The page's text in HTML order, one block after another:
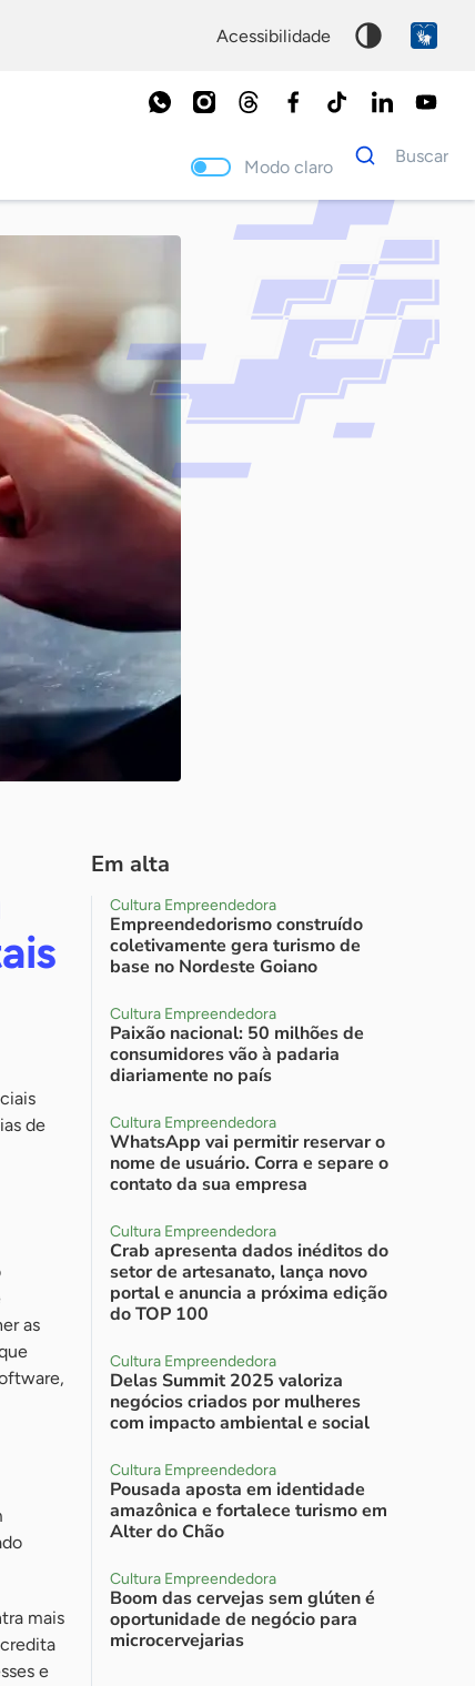
acessibilidade
Modo claro
Dados
para
Buscar
Palavra
chave
de
as
mais
e
Em alta
Cultura Empreendedora
Empreendedorismo construído
coletivamente gera turismo de
base no Nordeste Goiano
Cultura Empreendedora
Paixão nacional: 50 milhões de
consumidores vão à padaria
diariamente no país
Cultura Empreendedora
WhatsApp vai permitir reservar o
nome de usuário. Corra e separe o
contato da sua empresa
Cultura Empreendedora
Crab apresenta dados inéditos do
setor de artesanato, lança novo
portal e anuncia a próxima edição
do TOP 100
Cultura Empreendedora
Delas Summit 2025 valoriza
negócios criados por mulheres
com impacto ambiental e social
Cultura Empreendedora
Pousada aposta em identidade
amazônica e fortalece turismo em
Alter do Chão
Cultura Empreendedora
Boom das cervejas sem glúten é
oportunidade de negócio para
microcervejarias